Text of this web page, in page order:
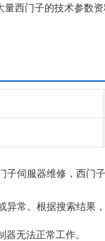
西门子的技术参数
子伺服器维修，西门
异常。根据搜索结果
无法正常工作。